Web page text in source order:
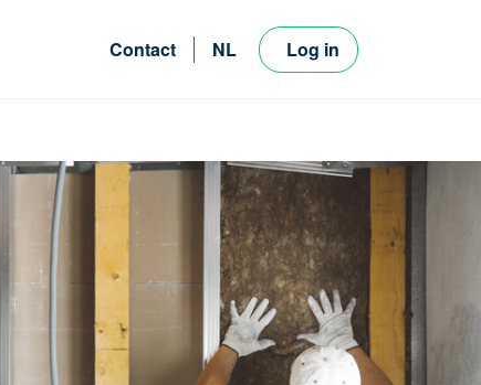
Contact
NL
Log in